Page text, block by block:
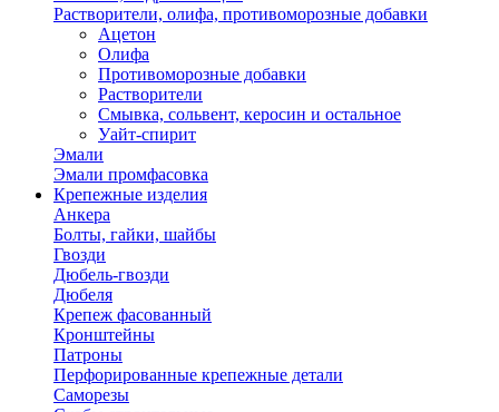
Растворители, олифа, противоморозные добавки
Ацетон
Олифа
Противоморозные добавки
Растворители
Смывка, сольвент, керосин и остальное
Уайт-спирит
Эмали
Эмали промфасовка
Крепежные изделия
Анкера
Болты, гайки, шайбы
Гвозди
Дюбель-гвозди
Дюбеля
Крепеж фасованный
Кронштейны
Патроны
Перфорированные крепежные детали
Саморезы